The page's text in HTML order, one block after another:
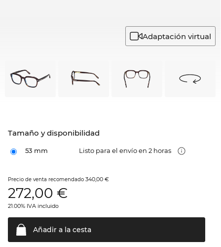
Adaptación virtual
Tamaño y disponibilidad
53 mm Listo para el envío en 2 horas
Precio de venta recomendado 340,00 €
272,00 €
21.00% IVA incluido
Añadir a la cesta